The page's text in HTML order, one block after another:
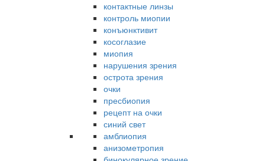
контактные линзы
контроль миопии
конъюнктивит
косоглазие
миопия
нарушения зрения
острота зрения
очки
пресбиопия
рецепт на очки
синий свет
амблиопия
анизометропия